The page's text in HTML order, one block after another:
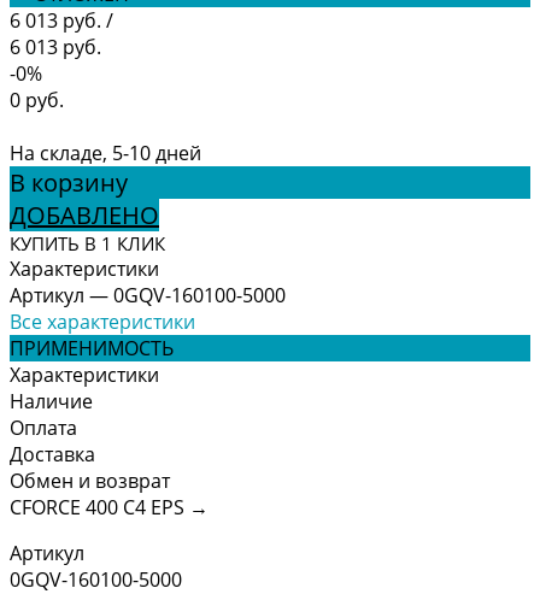
6 013 руб. /
6 013 руб.
-0%
0 руб.
На складе, 5-10 дней
В корзину
ДОБАВЛЕНО
КУПИТЬ В 1 КЛИК
Характеристики
Артикул —0GQV-160100-5000
Все характеристики
ПРИМЕНИМОСТЬ
Характеристики
Наличие
Оплата
Доставка
Обмен и возврат
CFORCE 400 С4 EPS →
Артикул
0GQV-160100-5000